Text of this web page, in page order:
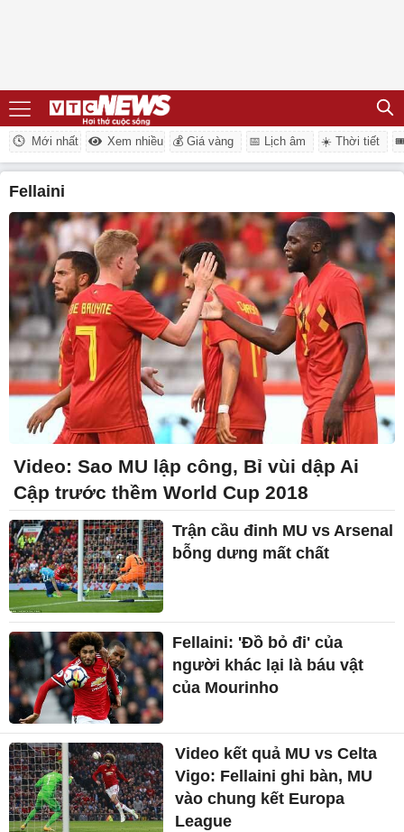
Mới nhất Xem nhiều 💰 Giá vàng 📅 Lịch âm ☀️ Thời tiết
Fellaini
Video: Sao MU lập công, Bỉ vùi dập Ai
Cập trước thềm World Cup 2018
Trận cầu đinh MU vs Arsenal
bỗng dưng mất chất
Fellaini: 'Đồ bỏ đi' của
người khác lại là báu vật
của Mourinho
Video kết quả MU vs Celta
Vigo: Fellaini ghi bàn, MU
vào chung kết Europa
League